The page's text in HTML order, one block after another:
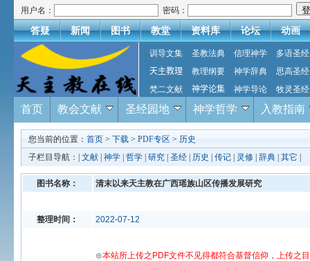
用户名： 密码：
答疑 新闻 图书 教堂 资料库 论坛 动画
训导文集 圣教法典 信理神学
多语圣经
天主教理
教理纲要 神学辞典
思高圣经
梵二文献
神学论集 神学导论 牧灵圣经
首页 教会文献 圣经园地 神学哲学 入教指南
您当前的位置： 首页 > 下载 > PDF专区 > 历史
子栏目导航：| 文献 神学 哲学 研究 圣经 历史 传记 灵修 辞典 其它
图书名称： 清末以来天主教在广西瑶族山区传播发展研究
整理时间： 2022-07-12
⊙本站所上传之PDF文件不见得都符合基督信仰，上传之